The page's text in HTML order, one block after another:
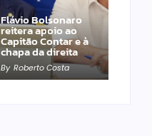
Flávio Bolsonaro
reitera apoio ao
Capitão Contar e à
chapa da direita
By Roberto Costa